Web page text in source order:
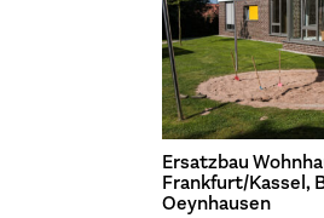
Ersatzbau
Frankfurt/Kassel,
Oeynhausen